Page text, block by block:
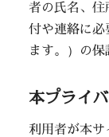
者の氏名、住
付や連絡に必
ます。）の保
本プライ
利用者が本